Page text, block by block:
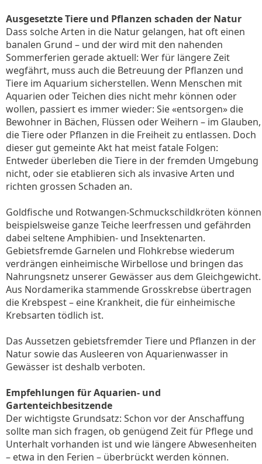
Ausgesetzte Tiere und Pflanzen schaden der Natur
Dass solche Arten in die Natur gelangen, hat oft einen
banalen Grund – und der wird mit den nahenden
Sommerferien gerade aktuell: Wer für längere Zeit
wegfährt, muss auch die Betreuung der Pflanzen und
Tiere im Aquarium sicherstellen. Wenn Menschen mit
Aquarien oder Teichen dies nicht mehr können oder
wollen, passiert es immer wieder: Sie «entsorgen» die
Bewohner in Bächen, Flüssen oder Weihern – im Glauben,
die Tiere oder Pflanzen in die Freiheit zu entlassen. Doch
dieser gut gemeinte Akt hat meist fatale Folgen:
Entweder überleben die Tiere in der fremden Umgebung
nicht, oder sie etablieren sich als invasive Arten und
richten grossen Schaden an.
Goldfische und Rotwangen-Schmuckschildkröten können
beispielsweise ganze Teiche leerfressen und gefährden
dabei seltene Amphibien- und Insektenarten.
Gebietsfremde Garnelen und Flohkrebse wiederum
verdrängen einheimische Wirbellose und bringen das
Nahrungsnetz unserer Gewässer aus dem Gleichgewicht.
Aus Nordamerika stammende Grosskrebse übertragen
die Krebspest – eine Krankheit, die für einheimische
Krebsarten tödlich ist.
Das Aussetzen gebietsfremder Tiere und Pflanzen in der
Natur sowie das Ausleeren von Aquarienwasser in
Gewässer ist deshalb verboten.
Empfehlungen für Aquarien- und
Gartenteichbesitzende
Der wichtigste Grundsatz: Schon vor der Anschaffung
sollte man sich fragen, ob genügend Zeit für Pflege und
Unterhalt vorhanden ist und wie längere Abwesenheiten
– etwa in den Ferien – überbrückt werden können.